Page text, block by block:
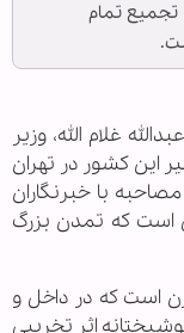
تمام
غلام الله، وزیر
این کشور در تهران
با خبرنگاران
است که تمدن بزرگ
است که در داخل و
اثر تخریبی